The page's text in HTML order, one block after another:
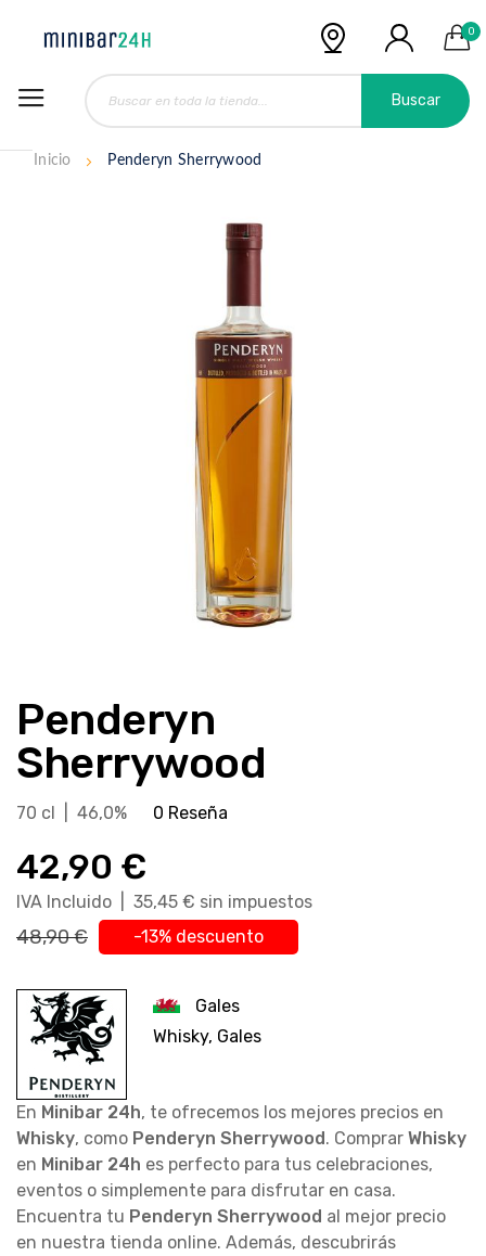
0
Buscar
Inicio Penderyn Sherrywood
comienzo
de
la
de
Penderyn
Sherrywood
70 cl | 46,0% 0 Reseña
42,90 €
IVA Incluido | 35,45 € sin impuestos
48,90 € -13% descuento
Gales
Whisky, Gales
En Minibar 24h, te ofrecemos los mejores precios en
Whisky, como Penderyn Sherrywood. Comprar Whisky
en Minibar 24h es perfecto para tus celebraciones,
eventos o simplemente para disfrutar en casa.
Encuentra tu Penderyn Sherrywood al mejor precio
en nuestra tienda online. Además, descubrirás